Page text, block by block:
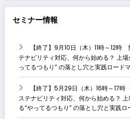
セミナー情報
【終了】9月10日（木）11時～12
テナビリティ対応、何から始める？ 上
ってるつもり” の落とし穴と実践ロードマ
【終了】5月29日（木）16時～17
ステナビリティ対応、何から始める？
る“やってるつもり” の落とし穴と実践ロ